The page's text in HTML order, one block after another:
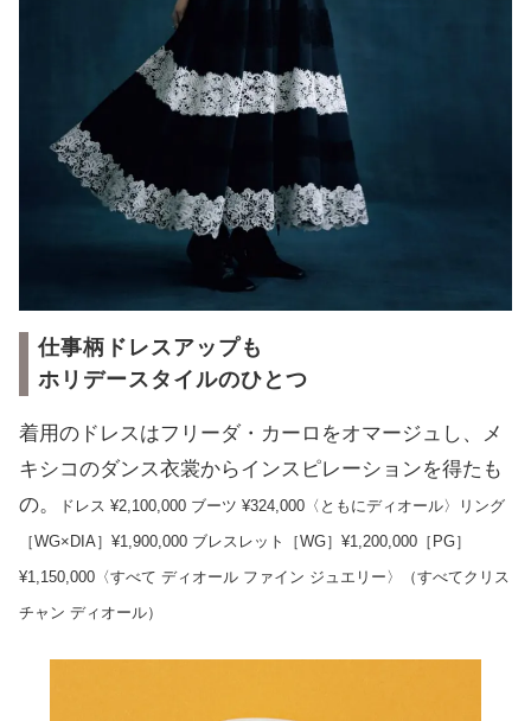
仕事柄ドレスアップも
ホリデースタイルのひとつ
着用のドレスはフリーダ・カーロをオマージュし、メ
キシコのダンス衣裳からインスピレーションを得たも
の。
ドレス ¥2,100,000 ブーツ ¥324,000〈ともにディオール〉リング
［WG×DIA］¥1,900,000 ブレスレット［WG］¥1,200,000［PG］
¥1,150,000〈すべて ディオール ファイン ジュエリー〉（すべてクリス
チャン ディオール）